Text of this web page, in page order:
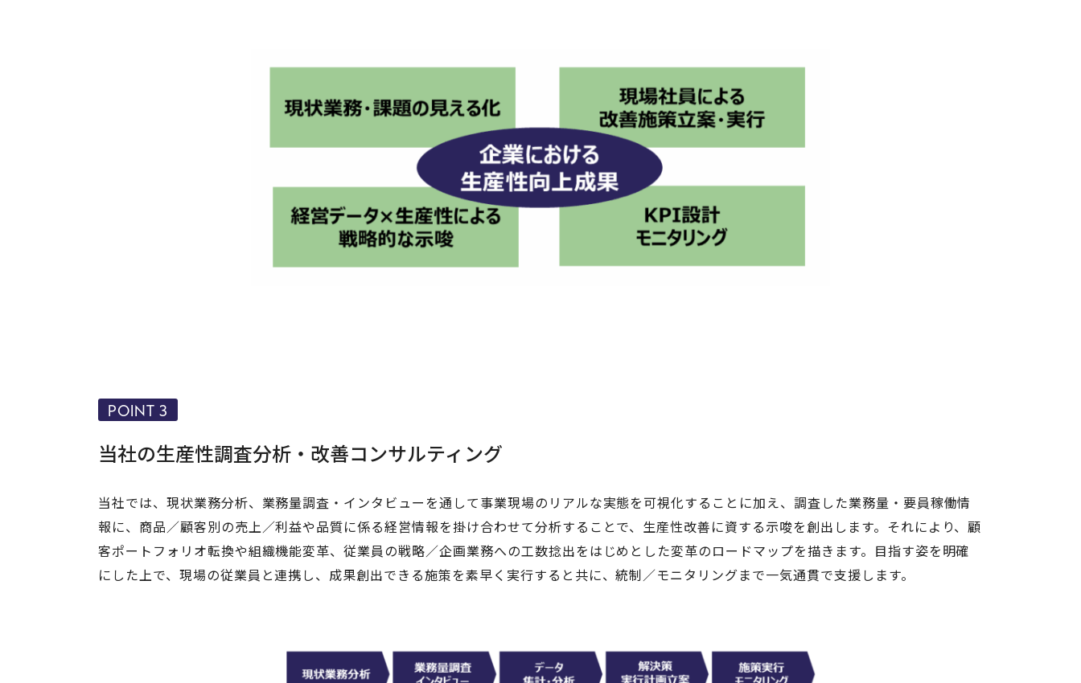
当社の生産性調査分析・改善コンサルティング
POINT 3
当社では、現状業務分析、業務量調査・インタビューを通して事業現場のリアルな実態を可視化することに加え、調査した業務量・要員稼働情
報に、商品／顧客別の売上／利益や品質に係る経営情報を掛け合わせて分析することで、生産性改善に資する示唆を創出します。それにより、顧
客ポートフォリオ転換や組織機能変革、従業員の戦略／企画業務への工数捻出をはじめとした変革のロードマップを描きます。目指す姿を明確
にした上で、現場の従業員と連携し、成果創出できる施策を素早く実行すると共に、統制／モニタリングまで一気通貫で支援します。